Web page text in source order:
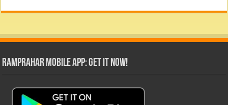
RamPrahar Mobile App: Get it Now!